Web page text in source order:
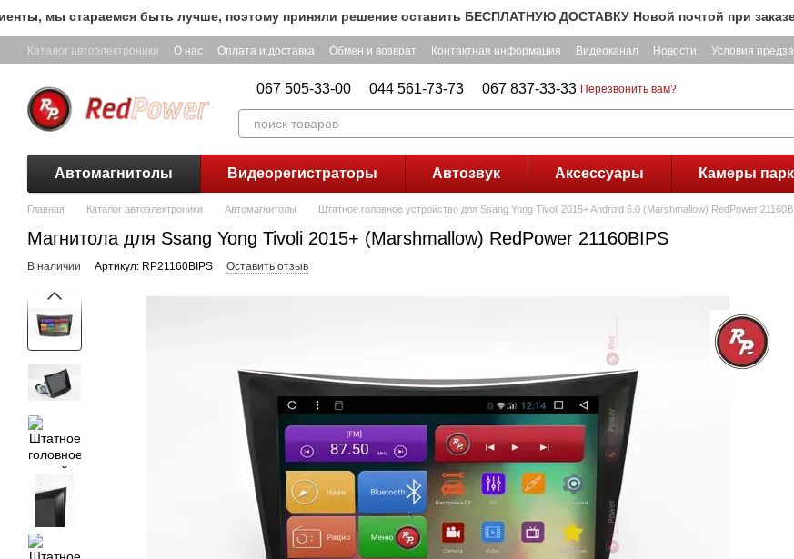
Перейти к основному контенту
мы стараемся быть лучше, поэтому приняли решение оставить БЕСПЛАТНУЮ ДОСТАВКУ Новой почтой при заказе
Каталог автоэлектроники О нас Оплата и доставка Обмен и возврат Контактная информация Видеоканал Новости Условия
067 505-33-00 044 561-73-73 067 837-33-33 Перезвонить вам?
Автомагнитолы Видеорегистраторы Автозвук Аксессуары Камеры
Главная Каталог автоэлектроники Автомагнитолы Штатное головное устройство для Ssang Yong Tivoli 2015+ Android 6.0 (Marshmallow) RedPower
Магнитола для Ssang Yong Tivoli 2015+ (Marshmallow) RedPower 21160BIPS
В наличии Артикул: RP21160BIPS Оставить отзыв